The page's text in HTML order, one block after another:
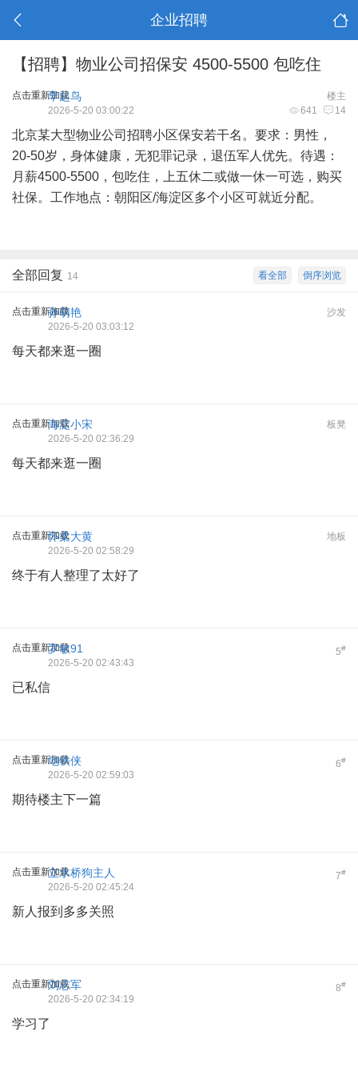
企业招聘
【招聘】物业公司招保安 4500-5500 包吃住
点击重新加载 楼主
早起鸟
641 14
2026-5-20 03:00:22
北京某大型物业公司招聘小区保安若干名。要求：男性，
20-50岁，身体健康，无犯罪记录，退伍军人优先。待遇：
月薪4500-5500，包吃住，上五休二或做一休一可选，购买
社保。工作地点：朝阳区/海淀区多个小区可就近分配。
倒序浏览
看全部
全部回复 14
点击重新加载 沙发
孙萌艳
2026-5-20 03:03:12
每天都来逛一圈
点击重新加载 板凳
海淀小宋
2026-5-20 02:36:29
每天都来逛一圈
点击重新加载 地板
怀柔大黄
2026-5-20 02:58:29
终于有人整理了太好了
点击重新加载 5#
罗敏91
2026-5-20 02:43:43
已私信
点击重新加载 6#
地铁侠
2026-5-20 02:59:03
期待楼主下一篇
点击重新加载 7#
立水桥狗主人
2026-5-20 02:45:24
新人报到多多关照
点击重新加载 8#
刘志军
2026-5-20 02:34:19
学习了